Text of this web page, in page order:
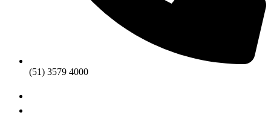
(51) 3579 4000